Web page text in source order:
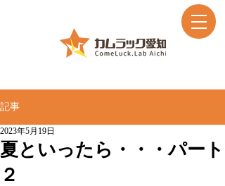
記事
夏といったら・・・パート
２
2023年5月19日